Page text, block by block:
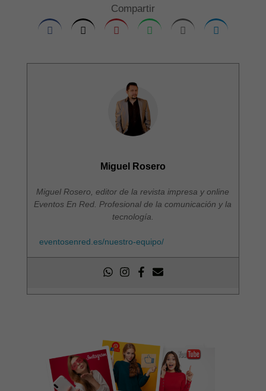
Compartir
Miguel Rosero
Miguel Rosero, editor de la revista impresa y online
Eventos En Red. Profesional de la comunicación y la
tecnología.
eventosenred.es/nuestro-equipo/